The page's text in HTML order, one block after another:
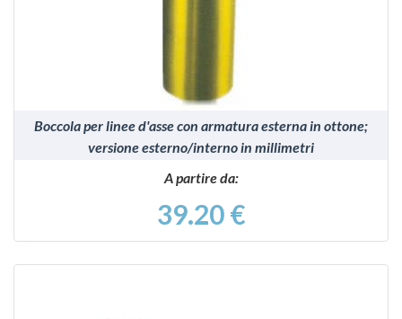
Boccola per linee d'asse con armatura esterna in ottone;
versione esterno/interno in millimetri
A partire da:
39.20 €